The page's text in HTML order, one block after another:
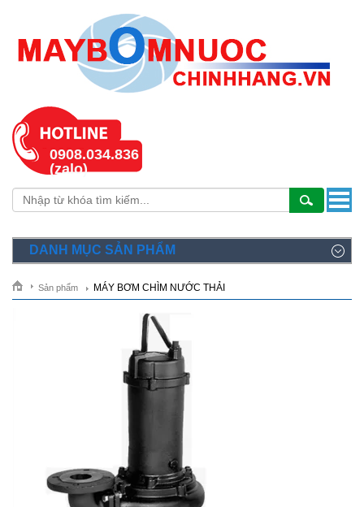
0908.034.836
(zalo)
DANH MỤC SẢN PHẨM
Sản phẩm MÁY BƠM CHÌM NƯỚC THẢI